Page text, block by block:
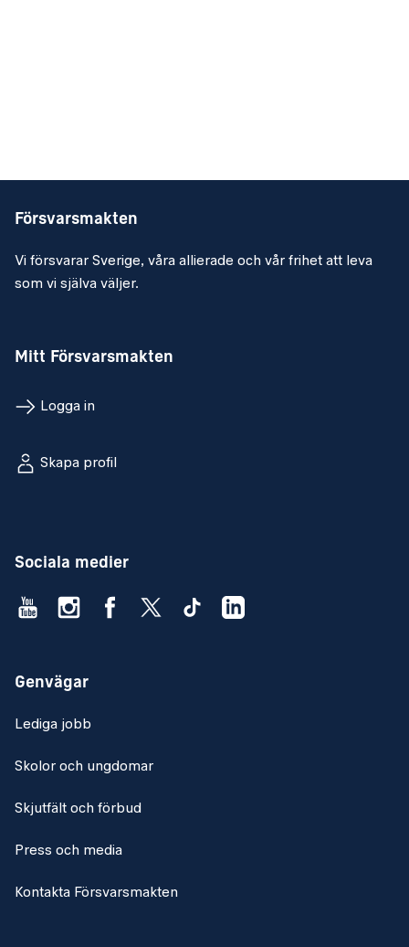
Försvarsmakten
Vi försvarar Sverige, våra allierade och vår frihet att leva
som vi själva väljer.
Mitt Försvarsmakten
Logga in
Skapa profil
Sociala medier
Genvägar
Lediga jobb
Skolor och ungdomar
Skjutfält och förbud
Press och media
Kontakta Försvarsmakten